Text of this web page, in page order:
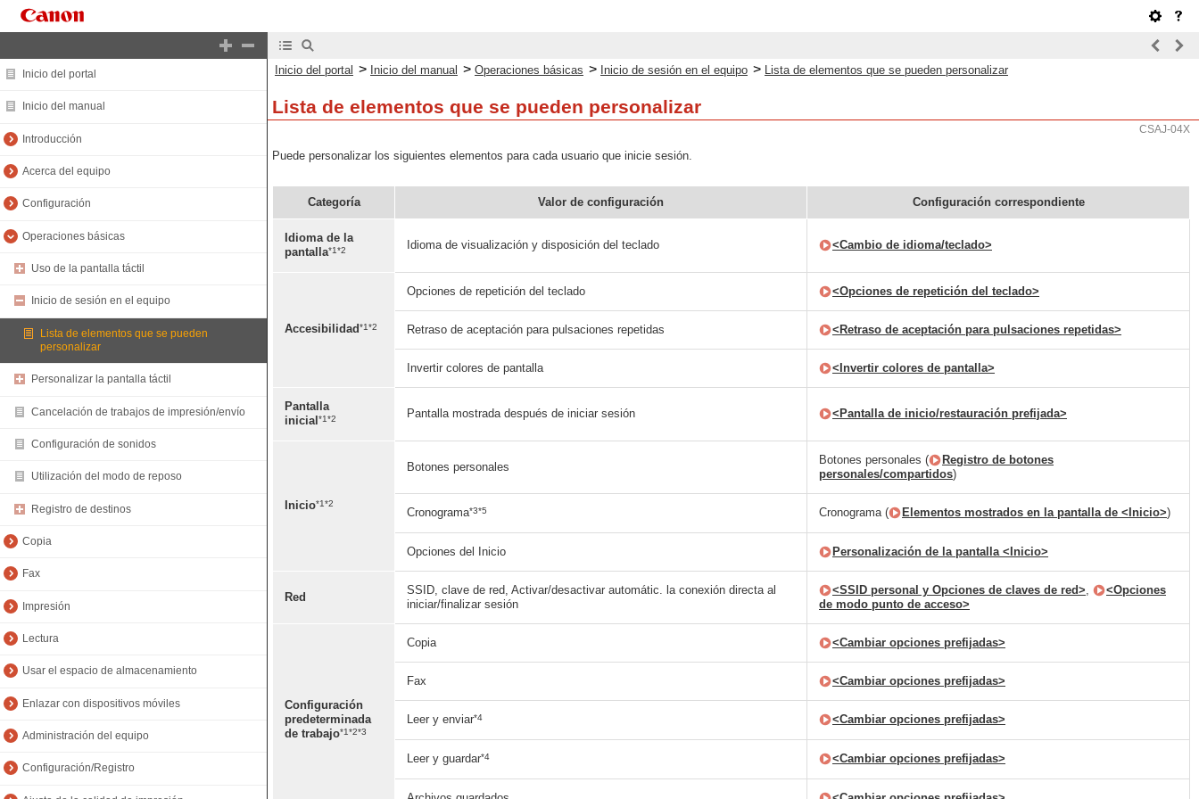
Inicio del portal
Inicio del manual
Introducción
Acerca del equipo
Configuración
Operaciones básicas
Uso de la pantalla táctil
Inicio de sesión en el equipo
Lista de elementos que se pueden
personalizar
Personalizar la pantalla táctil
Cancelación de trabajos de impresión/envío
Configuración de sonidos
Utilización del modo de reposo
Registro de destinos
Copia
Fax
Impresión
Lectura
Usar el espacio de almacenamiento
Enlazar con dispositivos móviles
Administración del equipo
Configuración/Registro
Inicio del portal > Inicio del manual > Operaciones básicas > Inicio de sesión en el equipo > Lista de elementos que se pueden personalizar
Lista de elementos que se pueden personalizar
CSAJ-04X
Puede personalizar los siguientes elementos para cada usuario que inicie sesión.
Categoría Valor de configuración Configuración correspondiente
Idioma de la
pantalla*1*2 Idioma de visualización y disposición del teclado <Cambio de idioma/teclado>
Accesibilidad*1*2
Opciones de repetición del teclado <Opciones de repetición del teclado>
Retraso de aceptación para pulsaciones repetidas <Retraso de aceptación para pulsaciones repetidas>
Invertir colores de pantalla <Invertir colores de pantalla>
Pantalla
inicial *1*2 Pantalla mostrada después de iniciar sesión <Pantalla de inicio/restauración prefijada>
Inicio*1*2
Botones personales
Botones personales (
Registro de botones
personales/compartidos)
Cronograma*3*5 Cronograma ( Elementos mostrados en la pantalla de <Inicio>)
Opciones del Inicio Personalización de la pantalla <Inicio>
Red
SSID, clave de red, Activar/desactivar automátic. la conexión directa al
iniciar/finalizar sesión
<SSID personal y Opciones de claves de red>,
<Opciones
de modo punto de acceso>
Configuración
predeterminada
de trabajo*1*2*3
Copia <Cambiar opciones prefijadas>
Fax <Cambiar opciones prefijadas>
Leer y enviar*4 <Cambiar opciones prefijadas>
Leer y guardar*4 <Cambiar opciones prefijadas>